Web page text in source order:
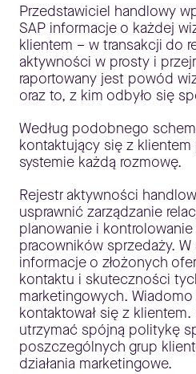
Przedstawiciel handlowy
SAP informacje o każdej
klientem – w transakcji do
aktywności w prosty i
raportowany jest powód
oraz to, z kim odbyło się
Według podobnego
kontaktujący się z
systemie każdą rozmowę.
Rejestr aktywności
usprawnić zarządzanie
planowanie i
pracowników sprzedaży.
informacje o złożonych
kontaktu i skuteczności
marketingowych.
kontaktował się z
utrzymać spójną politykę
poszczególnych grup
działania marketingowe.